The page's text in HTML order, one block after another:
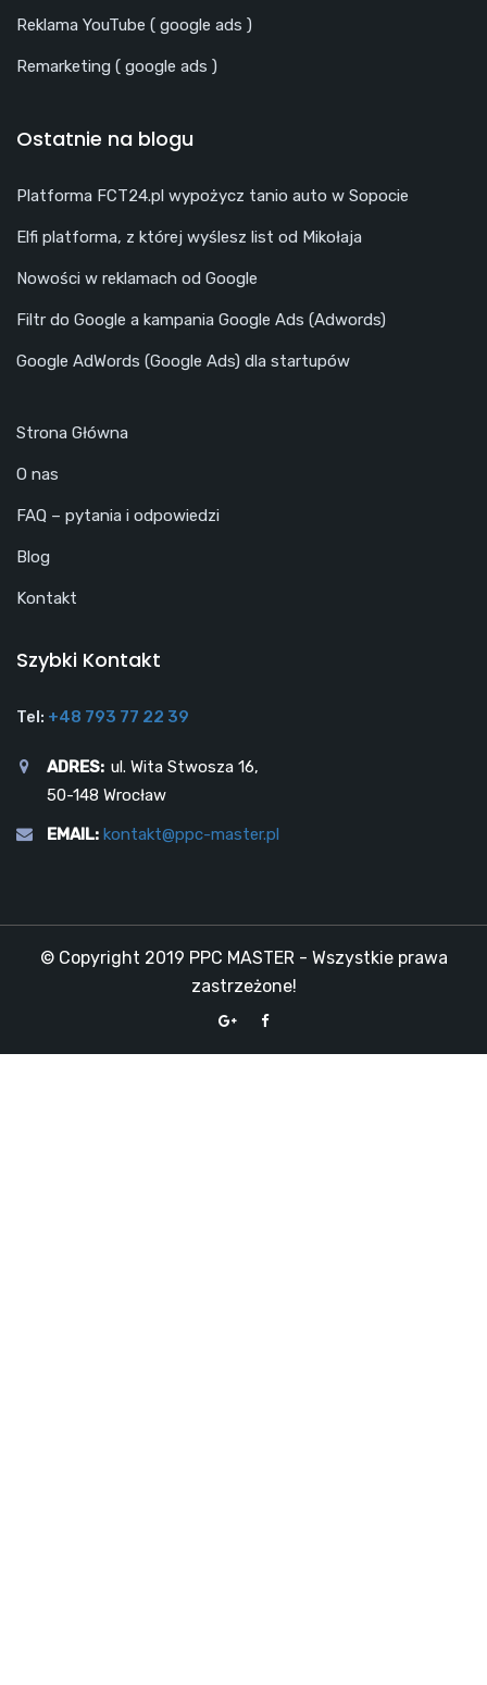
Reklama YouTube ( google ads )
Remarketing ( google ads )
Ostatnie na blogu
Platforma FCT24.pl wypożycz tanio auto w Sopocie
Elfi platforma, z której wyślesz list od Mikołaja
Nowości w reklamach od Google
Filtr do Google a kampania Google Ads (Adwords)
Google AdWords (Google Ads) dla startupów
Strona Główna
O nas
FAQ – pytania i odpowiedzi
Blog
Kontakt
Szybki Kontakt
Tel: +48 793 77 22 39
ADRES: ul. Wita Stwosza 16,
50-148 Wrocław
EMAIL: kontakt@ppc-master.pl
© Copyright 2019 PPC MASTER - Wszystkie prawa
zastrzeżone!